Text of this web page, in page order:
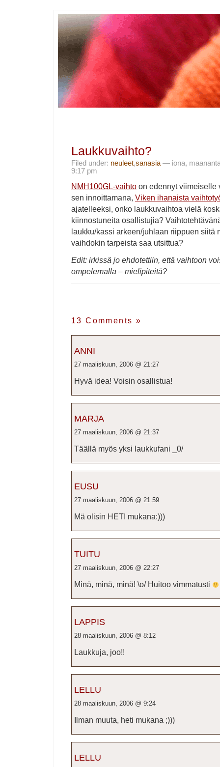
Laukkuvaihto?
Filed under: neuleet,sanasia — iona,
9:17 pm
NMH100GL-vaihto on edennyt viimeiselle
sen innoittamana, Viken ihanaista
ajatelleeksi, onko laukkuvaihtoa vielä
kiinnostuneita osallistujia?
laukku/kassi arkeen/juhlaan riippuen siitä
vaihdokin tarpeista saa utsittua?
Edit: irkissä jo ehdotettiin, että vaihtoon
ompelemalla – mielipiteitä?
13 Comments »
ANNI
27 maaliskuun, 2006 @ 21:27
Hyvä idea! Voisin osallistua!
MARJA
27 maaliskuun, 2006 @ 21:37
Täällä myös yksi laukkufani _0/
EUSU
27 maaliskuun, 2006 @ 21:59
Mä olisin HETI mukana:)))
TUITU
27 maaliskuun, 2006 @ 22:27
Minä, minä, minä! \o/ Huitoo vimmatusti
LAPPIS
28 maaliskuun, 2006 @ 8:12
Laukkuja, joo!!
LELLU
28 maaliskuun, 2006 @ 9:24
Ilman muuta, heti mukana ;)))
LELLU